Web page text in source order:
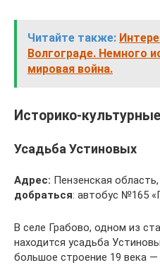
Читайте также:
Волгограде. Немного
мировая война.
Историко-
Усадьба Устиновых
Адрес: Пензенская
добраться: автобус №165
В селе Грабово, одном из
находится усадьба
большое строение 19 века